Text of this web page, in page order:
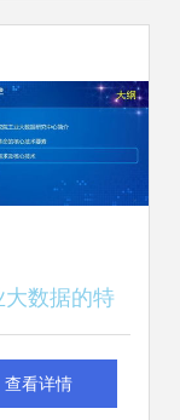
大数据的特
值及其计算
查看详情